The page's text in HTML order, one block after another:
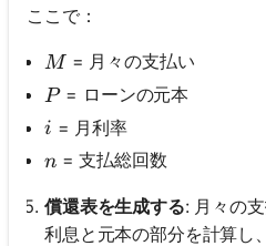
ここで：
M
M= 月々の支払い
P
P= ローンの元本
i
i = 月利率
n
n= 支払総回数
償還表を生成する: 月々の
利息と元本の部分を計算し